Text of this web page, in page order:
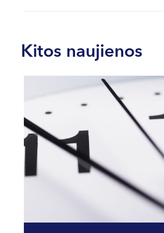
Kitos naujienos